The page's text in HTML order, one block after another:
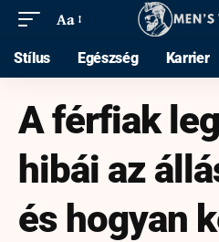
Aa
Stílus Egészség Karrier
A férfiak
hibái az
és hogyan